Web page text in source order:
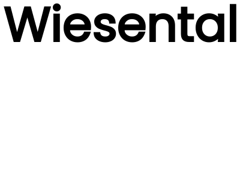
Wiesental